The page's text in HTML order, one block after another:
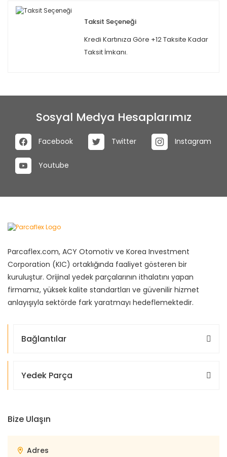
Taksit Seçeneği
Kredi Kartınıza Göre +12 Taksite Kadar
Taksit İmkanı.
Sosyal Medya Hesaplarımız
Facebook Twitter Instagram
Youtube
Parcaflex.com, ACY Otomotiv ve Korea Investment
Corporation (KIC) ortaklığında faaliyet gösteren bir
kuruluştur. Orijinal yedek parçalarının ithalatını yapan
firmamız, yüksek kalite standartları ve güvenilir hizmet
anlayışıyla sektörde fark yaratmayı hedeflemektedir.
Bağlantılar
Yedek Parça
Bize Ulaşın
Adres